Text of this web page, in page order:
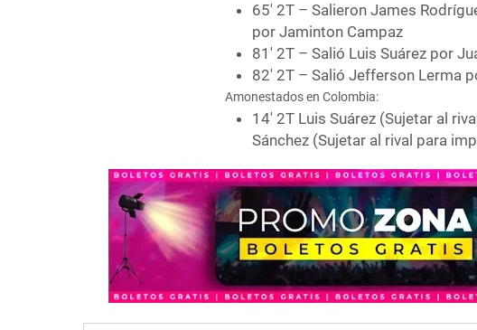
65′ 2T – Salieron James
por Jaminton Campaz
81′ 2T – Salió Luis Suárez por
82′ 2T – Salió Jefferson Lerma
Amonestados en Colombia:
14′ 2T Luis Suárez (Sujetar al
Sánchez (Sujetar al rival para